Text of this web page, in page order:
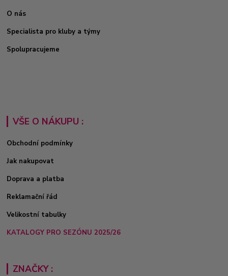
O nás
Specialista pro kluby a týmy
Spolupracujeme
VŠE O NÁKUPU :
Obchodní podmínky
Jak nakupovat
Doprava a platba
Reklamační řád
Velikostní tabulky
KATALOGY PRO SEZÓNU 2025/26
ZNAČKY :